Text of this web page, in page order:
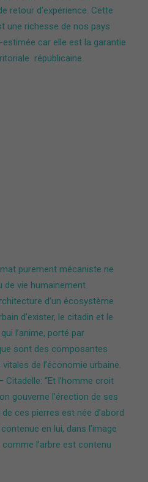
retour d’expérience. Cette
une richesse de nos pays
car elle est la garantie
républicaine.
purement mécaniste ne
de vie humainement
d’un écosystème
d’exister, le citadin et le
l’anime, porté par
sont des composantes
de l’économie urbaine.
Citadelle: “Et l’homme croit
gouverne l’érection de ses
ces pierres est née d’abord
en lui, dans l’image
l’arbre est contenu